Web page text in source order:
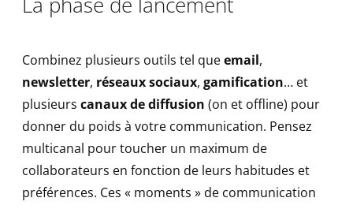
Combinez plusieurs outils tel queemail,
newsletter, réseaux sociaux, gamification… et
plusieurs canaux de diffusion (on et offline) pour
donner du poids à votre communication. Pensez
multicanal pour toucher un maximum de
collaborateurs en fonction de leurs habitudes et
préférences. Ces « moments » de communication